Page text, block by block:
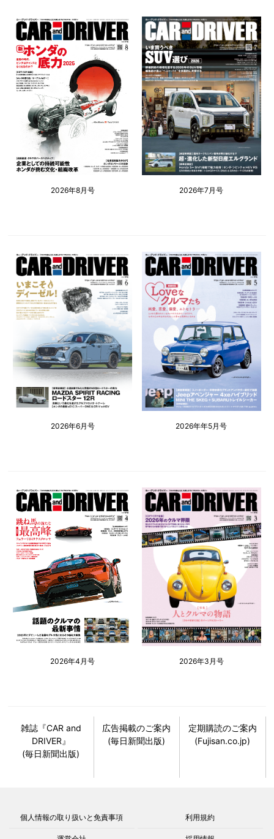
2026年8月号 2026年7月号
2026年6月号 2026年年5月号
2026年4月号 2026年3月号
雑誌『CAR and
DRIVER』
(毎日新聞出版)
広告掲載のご案内
(毎日新聞出版)
定期購読のご案内
(Fujisan.co.jp)
個人情報の取り扱いと免責事項 利用規約